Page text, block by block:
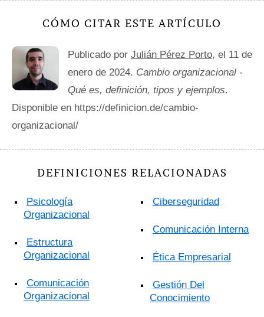
CÓMO CITAR ESTE ARTÍCULO
Publicado por Julián Pérez Porto, el 11 de
enero de 2024. Cambio organizacional -
Qué es, definición, tipos y ejemplos.
Disponible en https://definicion.de/cambio-
organizacional/
DEFINICIONES RELACIONADAS
Psicología
Organizacional
Estructura
Organizacional
Comunicación
Organizacional
Ciberseguridad
Comunicación Interna
Ética Empresarial
Gestión Del
Conocimiento